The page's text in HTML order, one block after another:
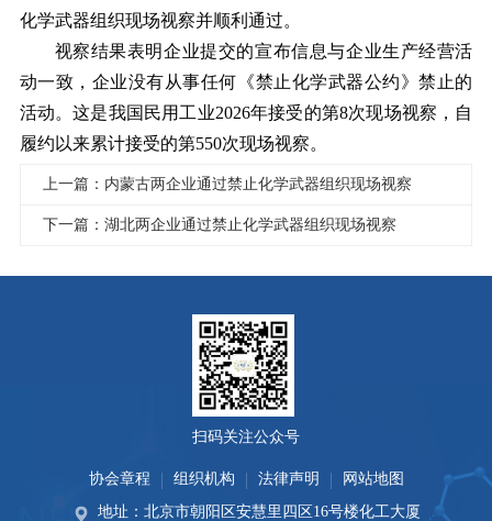
化学武器组织现场视察并顺利通过。
视察结果表明企业提交的宣布信息与企业生产经营活
动一致，企业没有从事任何《禁止化学武器公约》禁止的
活动。这是我国民用工业2026年接受的第8次现场视察，自
履约以来累计接受的第550次现场视察。
上一篇：内蒙古两企业通过禁止化学武器组织现场视察
下一篇：湖北两企业通过禁止化学武器组织现场视察
扫码关注公众号
协会章程 组织机构 法律声明
网站地图
地址：北京市朝阳区安慧里四区16号楼化工大厦